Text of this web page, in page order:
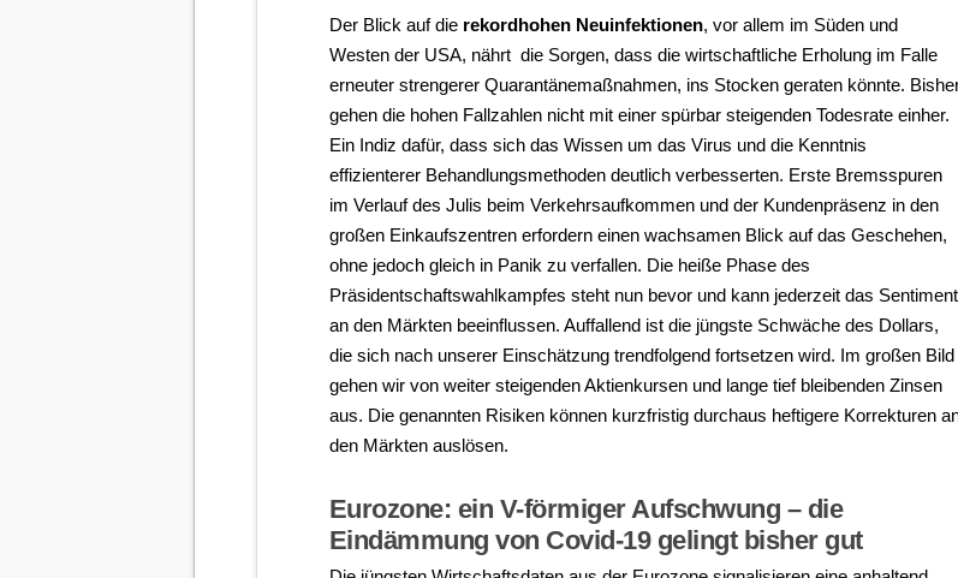
Der Blick auf die rekordhohen Neuinfektionen, vor allem im Süden und
Westen der USA, nährt die Sorgen, dass die wirtschaftliche Erholung im Falle
erneuter strengerer Quarantänemaßnahmen, ins Stocken geraten könnte.
gehen die hohen Fallzahlen nicht mit einer spürbar steigenden Todesrate einher.
Ein Indiz dafür, dass sich das Wissen um das Virus und die Kenntnis
effizienterer Behandlungsmethoden deutlich verbesserten. Erste Bremsspuren
im Verlauf des Julis beim Verkehrsaufkommen und der Kundenpräsenz in den
großen Einkaufszentren erfordern einen wachsamen Blick auf das Geschehen,
ohne jedoch gleich in Panik zu verfallen. Die heiße Phase des
Präsidentschaftswahlkampfes steht nun bevor und kann jederzeit das Sentiment
an den Märkten beeinflussen. Auffallend ist die jüngste Schwäche des Dollars,
die sich nach unserer Einschätzung trendfolgend fortsetzen wird. Im großen Bild
gehen wir von weiter steigenden Aktienkursen und lange tief bleibenden Zinsen
aus. Die genannten Risiken können kurzfristig durchaus heftigere Korrekturen
den Märkten auslösen.
Eurozone: ein V-förmiger Aufschwung – die
Eindämmung von Covid-19 gelingt bisher gut